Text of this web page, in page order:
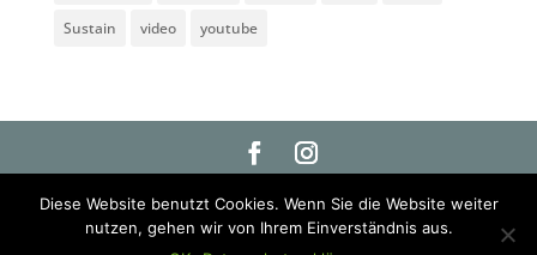
Sustain video youtube
© 2021 BAUMZEUG | ALLE RECHTE VORBEHALTEN
IMPRESSUM
Diese Website benutzt Cookies. Wenn Sie die Website weiter
nutzen, gehen wir von Ihrem Einverständnis aus.